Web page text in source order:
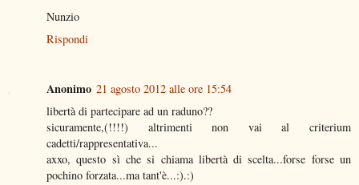
Nunzio
Rispondi
Anonimo 21 agosto 2012 alle ore 15:54
libertà di partecipare ad un raduno??
sicuramente,(!!!!) altrimenti non vai al criterium
cadetti/rappresentativa...
axxo, questo sì che si chiama libertà di scelta...forse forse un
pochino forzata...ma tant'è...:).:)